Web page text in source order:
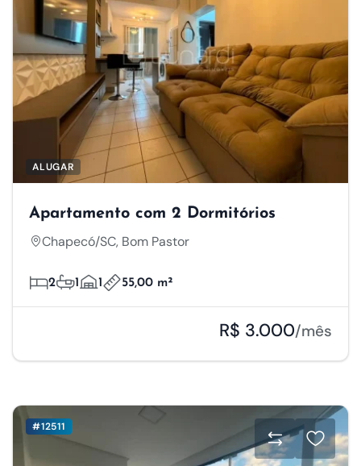
ALUGAR
Apartamento com 2 Dormitórios
Chapecó/SC, Bom Pastor
2 1 1 55,00 m²
R$ 3.000/mês
#12511